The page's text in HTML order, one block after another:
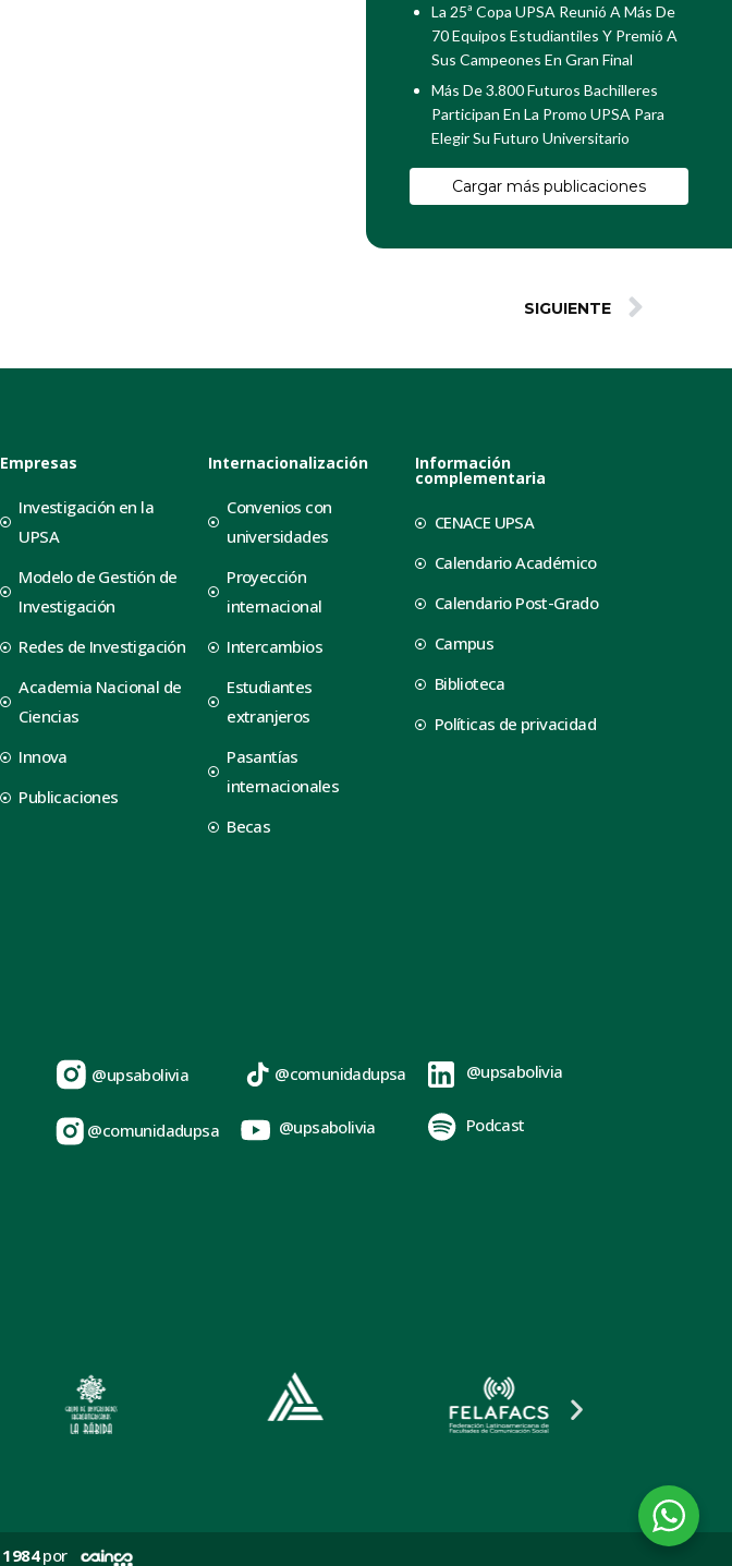
La 25ª Copa UPSA Reunió A Más De
70 Equipos Estudiantiles Y Premió A
Sus Campeones En Gran Final
Más De 3.800 Futuros Bachilleres
Participan En La Promo UPSA Para
Elegir Su Futuro Universitario
Cargar más publicaciones
SIGUIENTE
Empresas
Investigación en la
UPSA
Modelo de Gestión de
Investigación
Redes de Investigación
Academia Nacional de
Ciencias
Innova
Publicaciones
Internacionalización
Convenios con
universidades
Proyección
internacional
Intercambios
Estudiantes
extranjeros
Pasantías
internacionales
Becas
Información
complementaria
CENACE UPSA
Calendario Académico
Calendario Post-Grado
Campus
Biblioteca
Políticas de privacidad
@upsabolivia
@comunidadupsa
@comunidadupsa
@upsabolivia
@upsabolivia
Podcast
1984por